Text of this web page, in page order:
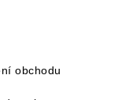
obchodu